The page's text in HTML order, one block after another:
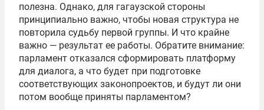
полезна. Однако, для гагаузской стороны
принципиально важно, чтобы новая структура не
повторила судьбу первой группы. И что крайне
важно — результат ее работы. Обратите внимание:
парламент отказался сформировать платформу
для диалога, а что будет при подготовке
соответствующих законопроектов, и будут ли они
потом вообще приняты парламентом?